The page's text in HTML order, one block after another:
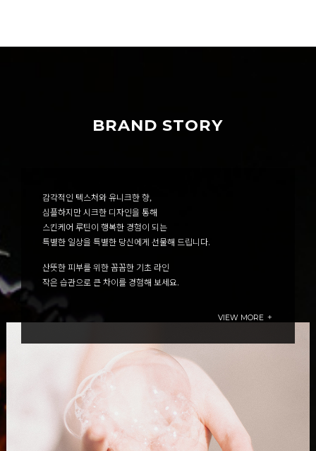
BRAND STORY
감각적인 텍스처와 유니크한 향,
심플하지만 시크한 디자인을 통해
스킨케어 루틴이 행복한 경험이 되는
특별한 일상을 특별한 당신에게 선물해 드립니다.
산뜻한 피부를 위한 꼼꼼한 기초 라인
작은 습관으로 큰 차이를 경험해 보세요.
VIEW MORE